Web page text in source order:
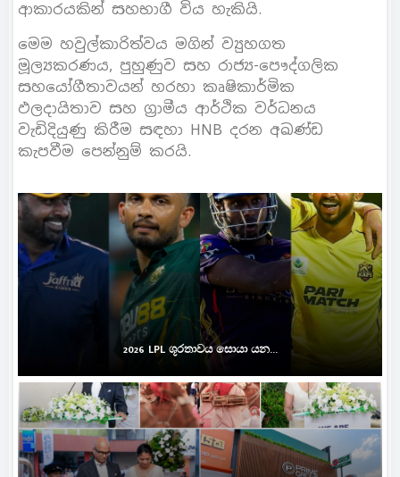
ආකාරයකින් සහභාගී විය හැකියි.
මෙම හවුල්කාරිත්වය මගින් ව්‍යුහගත
මූල්‍යකරණය, පුහුණුව සහ රාජ්‍ය-පෞද්ගලික
සහයෝගීතාවයන් හරහා කෘෂිකාර්මික
ඵලදායිතාව සහ ග්‍රාමීය ආර්ථික වර්ධනය
වැඩිදියුණු කිරීම සඳහා HNB දරන අඛණ්ඩ
කැපවීම පෙන්නුම් කරයි.
2026 LPL ශූරතාවය සොයා යන...